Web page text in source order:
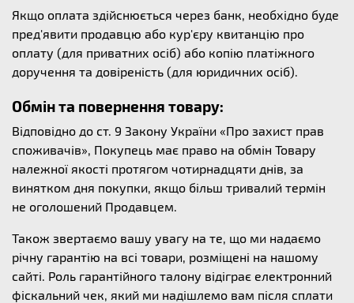
Якщо оплата здійснюється через банк, необхідно буде
пред'явити продавцю або кур'єру квитанцію про
оплату (для приватних осіб) або копію платіжного
доручення та довіреність (для юридичних осіб).
Обмін та повернення товару:
Відповідно до ст. 9 Закону України «Про захист прав
споживачів», Покупець має право на обмін Товару
належної якості протягом чотирнадцяти днів, за
винятком дня покупки, якщо більш тривалий термін
не оголошений Продавцем.
Також звертаємо вашу увагу на те, що ми надаємо
річну гарантію на всі товари, розміщені на нашому
сайті. Роль гарантійного талону відіграє електронний
фіскальний чек, який ми надішлемо вам після сплати